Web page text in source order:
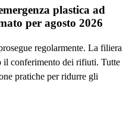
plastica ad
per agosto 2026
regolarmente. La filiera
il conferimento dei rifiuti. Tutte
pratiche per ridurre gli